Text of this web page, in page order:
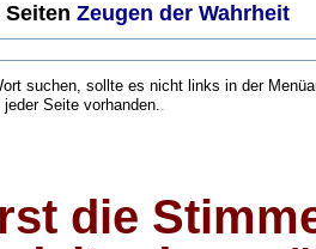
Seiten Zeugen der Wahrheit
suchen, sollte es nicht links in der
Seite vorhanden.
die